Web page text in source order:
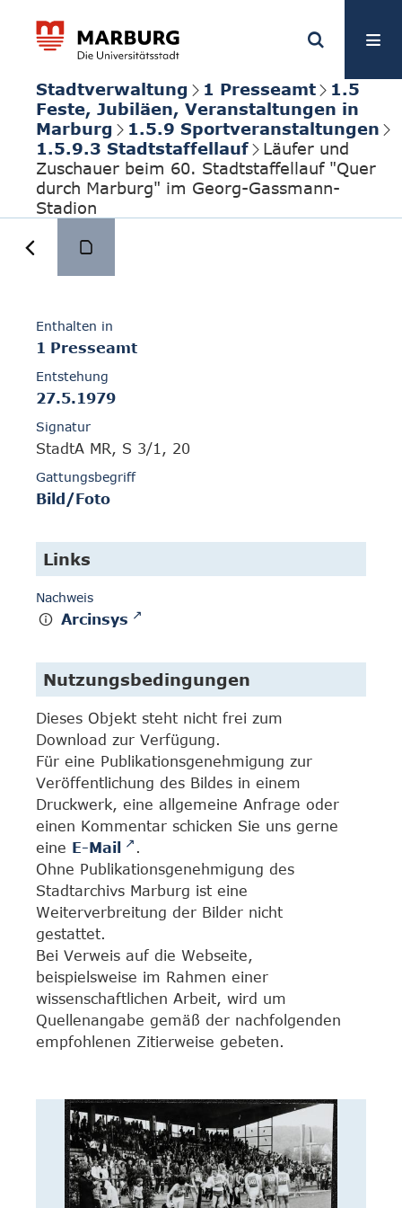
Stadtverwaltung 1 Presseamt
1.5
Feste, Jubiläen, Veranstaltungen in
Marburg
1.5.9 Sportveranstaltungen
1.5.9.3 Stadtstaffellauf
Läufer und
Zuschauer beim 60. Stadtstaffellauf "Quer
durch Marburg" im Georg-Gassmann-
Stadion
Enthalten in
1 Presseamt
Entstehung
27.5.1979
Signatur
StadtA MR, S 3/1, 20
Gattungsbegriff
Bild/Foto
Links
Nachweis
Arcinsys
Nutzungsbedingungen
Dieses Objekt steht nicht frei zum
Download zur Verfügung.
Für eine Publikationsgenehmigung zur
Veröffentlichung des Bildes in einem
Druckwerk, eine allgemeine Anfrage oder
einen Kommentar schicken Sie uns gerne
eine E-Mail
.
Ohne Publikationsgenehmigung des
Stadtarchivs Marburg ist eine
Weiterverbreitung der Bilder nicht
gestattet.
Bei Verweis auf die Webseite,
beispielsweise im Rahmen einer
wissenschaftlichen Arbeit, wird um
Quellenangabe gemäß der nachfolgenden
empfohlenen Zitierweise gebeten.